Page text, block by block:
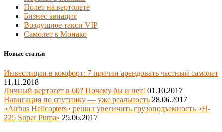
Полет на вертолете
Бизнес авиация
Воздушное такси VIP
Самолет в Монако
Новые статьи
Инвестиции в комфорт: 7 причин арендовать частный самолет
11.11.2018
Личный вертолет в 60? Почему бы и нет! 01.10.2017
Навигация по спутнику — уже реальность 28.06.2017
«Airbus Helicopters» решил увеличить грузоподъемность «H-
225 Super Puma» 25.06.2017